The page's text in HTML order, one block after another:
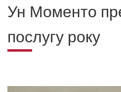
Ун Моменто
послугу року